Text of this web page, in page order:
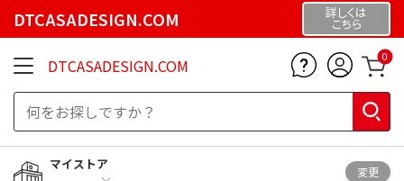
DTCASADESIGN.COM 詳しくは
こちら
DTCASADESIGN.COM 0
マイストア
変更